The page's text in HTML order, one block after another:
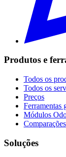
Produtos e
Todos os
Todos os
Preços
Ferramentas
Módulos
Comparações
Soluções